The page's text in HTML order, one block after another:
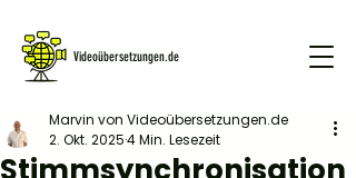
Videoübersetzungen.de
GRATIS DEMO
Marvin von Videoübersetzungen.de
2. Okt. 20254 Min. Lesezeit